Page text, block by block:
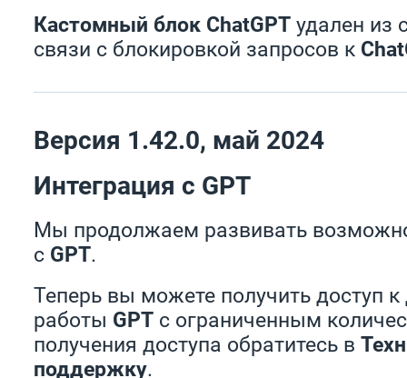
Кастомный блок ChatGPT удален из
связи с блокировкой запросов к
Версия 1.42.0, май 2024
Интеграция с GPT
Мы продолжаем развивать
с GPT.
Теперь вы можете получить доступ
работы GPT с ограниченным
получения доступа обратитесь в
поддержку.